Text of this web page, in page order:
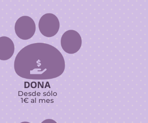

DONA
Desde sólo
1€ al mes